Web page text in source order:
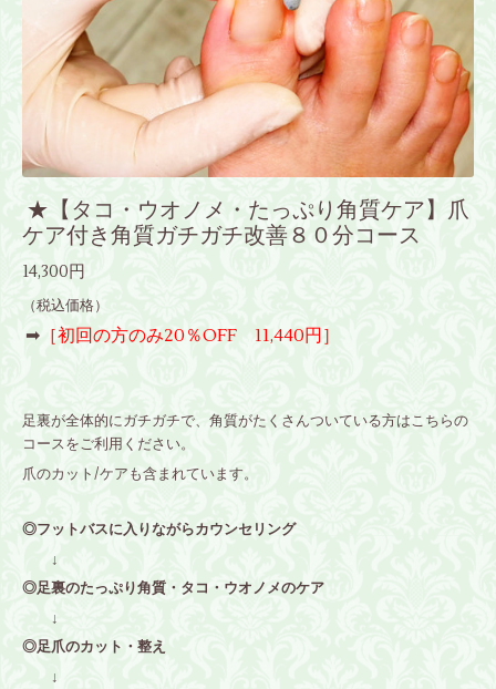
★【タコ・ウオノメ・たっぷり角質ケア】爪
ケア付き角質ガチガチ改善８０分コース
14,300円
（税込価格）
➡ ［初回の方のみ20％OFF 11,440円］
足裏が全体的にガチガチで、角質がたくさんついている方はこちらの
コースをご利用ください。
爪のカット/ケアも含まれています。
◎フットバスに入りながらカウンセリング
↓
◎足裏のたっぷり角質・タコ・ウオノメのケア
↓
◎足爪のカット・整え
↓